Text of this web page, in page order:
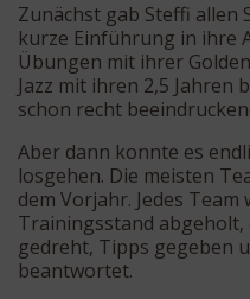
Zunächst gab Steffi allen
kurze Einführung in ihre
Übungen mit ihrer
Jazz mit ihren 2,5 Jahren
schon recht
Aber dann konnte es
losgehen. Die meisten
dem Vorjahr. Jedes
Trainingsstand abgeholt,
gedreht, Tipps gegeben
beantwortet.